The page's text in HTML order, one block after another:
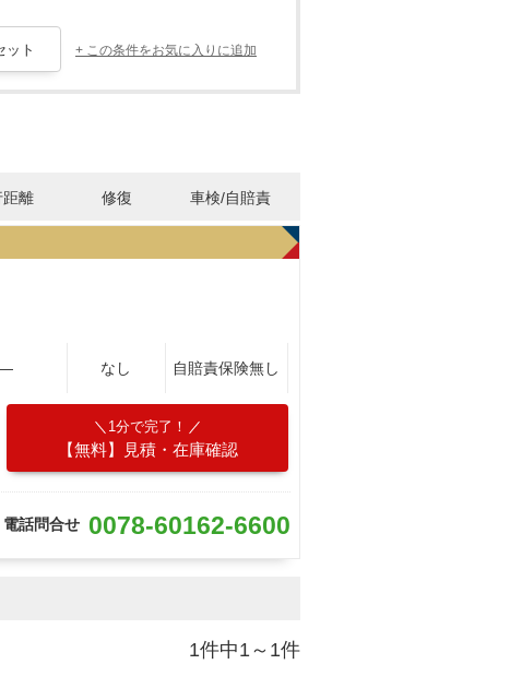
+ この条件をお気に入りに追加
距離 修復 車検/自賠責
なし 自賠責保険無し
1分で完了！
【無料】見積・在庫確認
電話問合せ 0078-60162-6600
1件中1～1件